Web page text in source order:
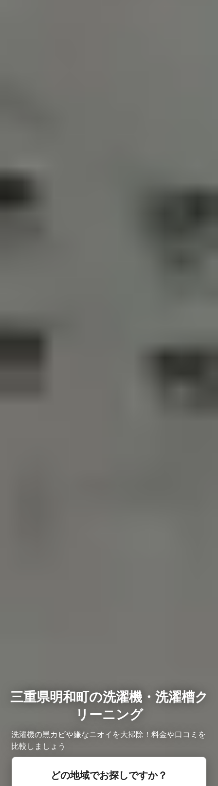
三重県明和町の洗濯機・洗濯槽ク
リーニング
洗濯機の黒カビや嫌なニオイを大掃除！料金や口コミを
比較しましょう
どの地域でお探しですか？